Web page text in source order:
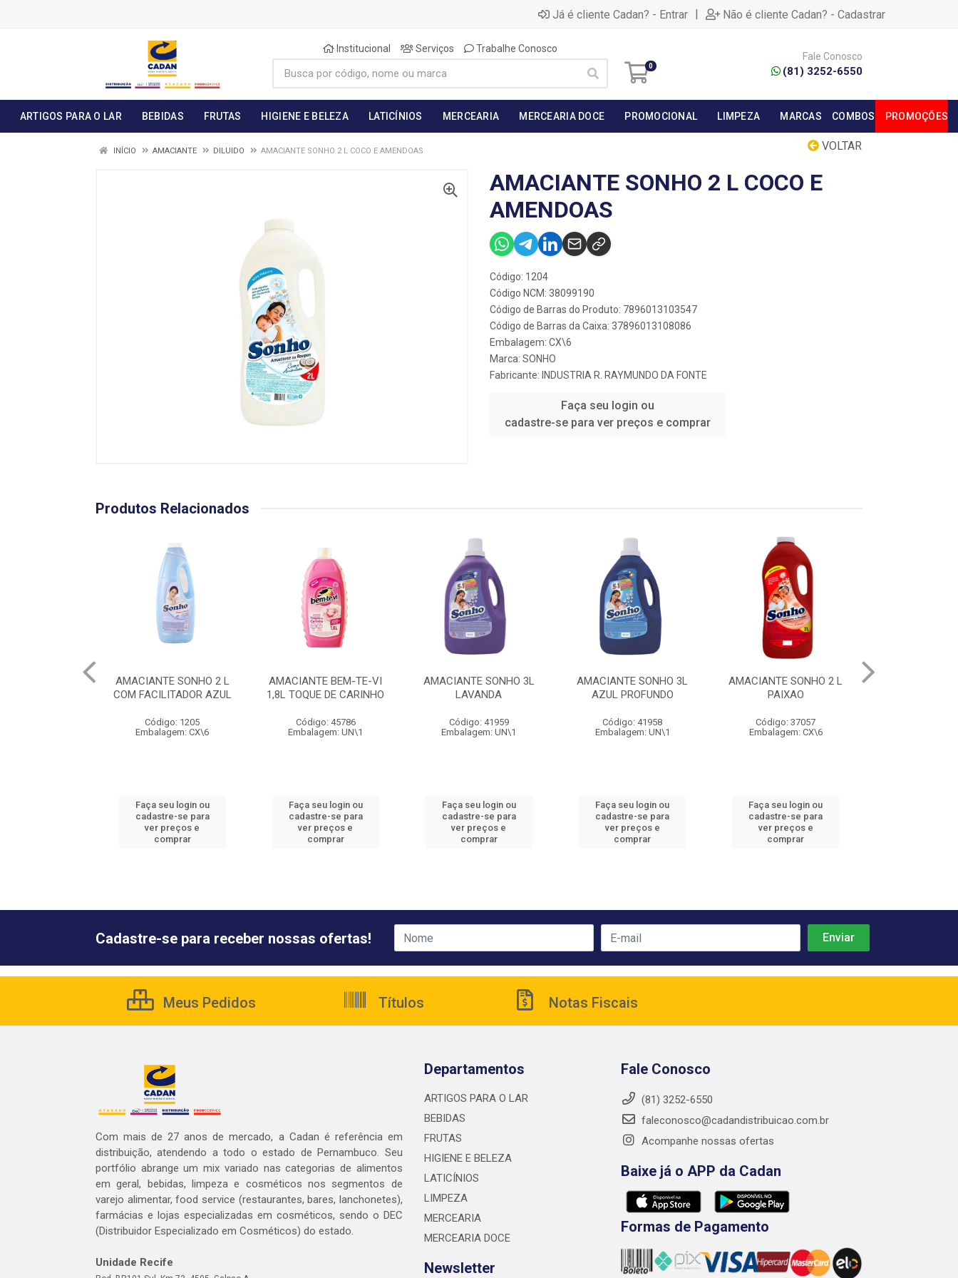
Já é cliente Cadan? - Entrar | Não é cliente Cadan? - Cadastrar
Institucional Serviços Trabalhe Conosco
0
Fale Conosco
(81) 3252-6550
ARTIGOS PARA O LAR BEBIDAS FRUTAS HIGIENE E BELEZA LATICÍNIOS MERCEARIA MERCEARIA DOCE PROMOCIONAL LIMPEZA MARCAS COMBOS PROMOÇÕES
VOLTAR
INÍCIO AMACIANTE DILUIDO AMACIANTE SONHO 2 L COCO E AMENDOAS
AMACIANTE SONHO 2 L COCO E
AMENDOAS
Código: 1204
Código NCM: 38099190
Código de Barras do Produto: 7896013103547
Código de Barras da Caixa: 37896013108086
Embalagem: CX\6
Marca: SONHO
Fabricante: INDUSTRIA R. RAYMUNDO DA FONTE
Faça seu login ou
cadastre-se para ver preços e comprar
Produtos Relacionados
AMACIANTE SONHO 2 L
COM FACILITADOR AZUL
Código: 1205
Embalagem: CX\6
Faça seu login ou
cadastre-se para
ver preços e
comprar
AMACIANTE BEM-TE-VI
1,8L TOQUE DE CARINHO
Código: 45786
Embalagem: UN\1
Faça seu login ou
cadastre-se para
ver preços e
comprar
AMACIANTE SONHO 3L
LAVANDA
Código: 41959
Embalagem: UN\1
Faça seu login ou
cadastre-se para
ver preços e
comprar
AMACIANTE SONHO 3L
AZUL PROFUNDO
Código: 41958
Embalagem: UN\1
Faça seu login ou
cadastre-se para
ver preços e
comprar
AMACIANTE SONHO 2 L
PAIXAO
Código: 37057
Embalagem: CX\6
Faça seu login ou
cadastre-se para
ver preços e
comprar
Cadastre-se para receber nossas ofertas!
Meus Pedidos Títulos Notas Fiscais
Com mais de 27 anos de mercado, a Cadan é referência em
distribuição, atendendo a todo o estado de Pernambuco. Seu
portfólio abrange um mix variado nas categorias de alimentos
em geral, bebidas, limpeza e cosméticos nos segmentos de
varejo alimentar, food service (restaurantes, bares, lanchonetes),
farmácias e lojas especializadas em cosméticos, sendo o DEC
(Distribuidor Especializado em Cosméticos) do estado.
Unidade Recife
Departamentos
ARTIGOS PARA O LAR
BEBIDAS
FRUTAS
HIGIENE E BELEZA
LATICÍNIOS
LIMPEZA
MERCEARIA
MERCEARIA DOCE
Newsletter
Fale Conosco
(81) 3252-6550
faleconosco@cadandistribuicao.com.br
Acompanhe nossas ofertas
Baixe já o APP da Cadan
Formas de Pagamento